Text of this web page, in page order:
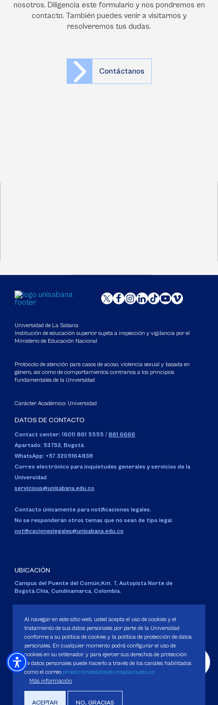
nosotros. Diligencia este formulario y nos pondremos en
contacto. También puedes venir a visitarnos y
resolveremos tus dudas.
Contáctanos
Universidad de La Sabana
Institución de educación superior sujeta a inspección y vigilancia por el
Ministerio de Educación Nacional
Protocolo de atención para casos de acoso, violencia sexual y basada en
género, así como de comportamientos contrarios a los principios
fundamentales de la Universidad
Carácter Académico: Universidad
DATOS DE CONTACTO
Contact center: (601) 861 5555 / 861 6666
Apartado: 53753, Bogotá.
WhatsApp: +57 3205164838
Correo electrónico para inquietudes generales y servicios de la
Universidad
servicious@unisabana.edu.co
Contacto únicamente para notificaciones legales.
No se responderán otros temas que no sean de tipo legal.
notificacioneslegales@unisabana.edu.co
UBICACIÓN
Campus del Puente del Común,Km. 7, Autopista Norte de
Bogotá.Chía, Cundinamarca, Colombia.
Personería Jurídica:Resolución 130 del 14 de enero de 1980.
Ministerio de Educación Nacional.
Política de Protección de datos
Derechos Pecuniarios
Al navegar en este sitio web, usted acepta el uso de cookies y el
tratamiento de sus datos personales por parte de la Universidad
conforme a su política de cookies y la política de protección de datos
personales. En cualquier momento podrá configurar el uso de
cookies en su ordenador, y para ejercer sus derechos de protección
de datos personales puede hacerlo a través de los canales habilitados
como el correo protecciondedatos@unisabana.edu.co
Más información
ACEPTAR NO, GRACIAS